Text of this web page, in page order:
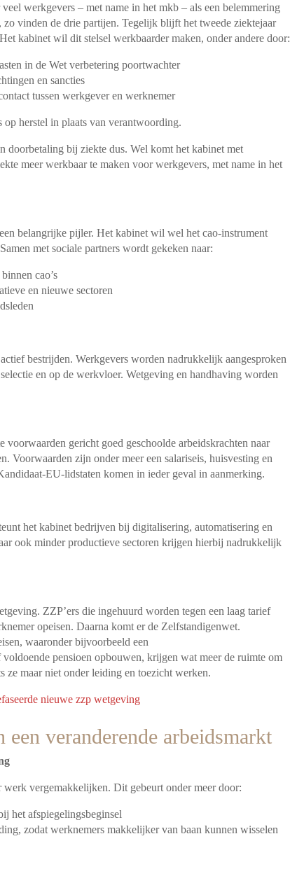
werkgevers – met name in het mkb – als een belemmering
zo vinden de drie partijen. Tegelijk blijft het tweede ziektejaar
kabinet wil dit stelsel werkbaarder maken, onder andere door:
in de Wet verbetering poortwachter
en sancties
tussen werkgever en werknemer
herstel in plaats van verantwoording.
doorbetaling bij ziekte dus. Wel komt het kabinet met
meer werkbaar te maken voor werkgevers, met name in het
belangrijke pijler. Het kabinet wil wel het cao-instrument
met sociale partners wordt gekeken naar:
cao’s
en nieuwe sectoren
bestrijden. Werkgevers worden nadrukkelijk aangesproken
en op de werkvloer. Wetgeving en handhaving worden
gericht goed geschoolde arbeidskrachten naar
Voorwaarden zijn onder meer een salariseis, huisvesting en
EU-lidstaten komen in ieder geval in aanmerking.
het kabinet bedrijven bij digitalisering, automatisering en
ook minder productieve sectoren krijgen hierbij nadrukkelijk
ZZP’ers die ingehuurd worden tegen een laag tarief
opeisen. Daarna komt er de Zelfstandigenwet.
waaronder bijvoorbeeld een
pensioen opbouwen, krijgen wat meer de ruimte om
ze maar niet onder leiding en toezicht werken.
nieuwe zzp wetgeving
veranderende arbeidsmarkt
vergemakkelijken. Dit gebeurt onder meer door:
het afspiegelingsbeginsel
zodat werknemers makkelijker van baan kunnen wisselen